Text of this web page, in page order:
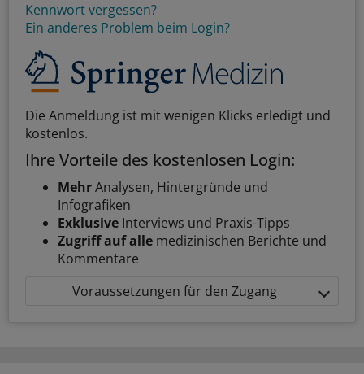
Kennwort vergessen?
Ein anderes Problem beim Login?
Die Anmeldung ist mit wenigen Klicks erledigt und
kostenlos.
Ihre Vorteile des kostenlosen Login:
MehrAnalysen, Hintergründe und
Infografiken
Exklusive Interviews und Praxis-Tipps
Zugriff auf alle medizinischen Berichte und
Kommentare
Voraussetzungen für den Zugang